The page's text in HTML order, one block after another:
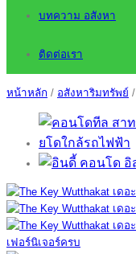
บทความ อสังหา
ติดต่อเรา
หน้าหลัก / อสังหาริมทรัพย์ /